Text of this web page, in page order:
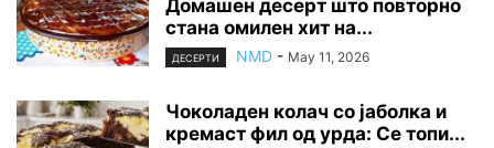
Домашен десерт што повторно
стана омилен хит на...
ДЕСЕРТИ NMD - May 11, 2026
Чоколаден колач со јаболка и
кремаст фил од урда: Се топи...